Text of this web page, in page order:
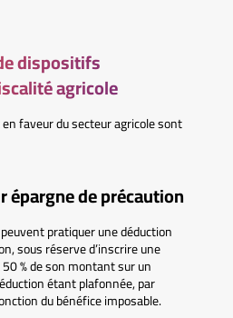
dispositifs
agricole
faveur du secteur agricole sont
épargne de précaution
pratiquer une déduction
sous réserve d’inscrire une
% de son montant sur un
étant plafonnée, par
du bénéfice imposable.